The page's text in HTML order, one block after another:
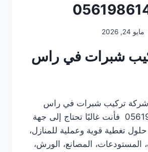
مايو 24, 2026
شبرات في راس
تركيب شبرات في راس
الخيمة 0561986146 فأنت غالبًا تحتاج إلى جهة
تغطية قوية وعملية للمنازل،
المستودعات، المصانع، الورش،